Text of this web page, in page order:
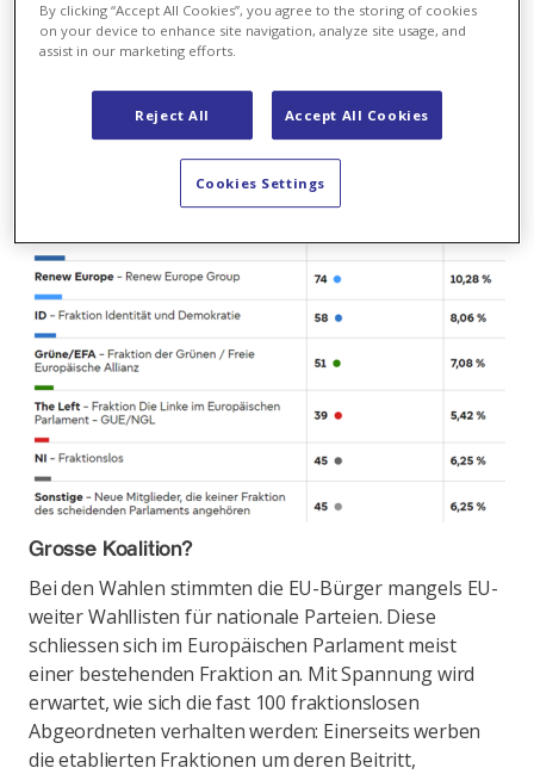
Grosse Koalition?
Bei den Wahlen stimmten die EU-Bürger mangels EU-
weiter Wahllisten für nationale Parteien. Diese
schliessen sich im Europäischen Parlament meist
einer bestehenden Fraktion an. Mit Spannung wird
erwartet, wie sich die fast 100 fraktionslosen
Abgeordneten verhalten werden: Einerseits werben
die etablierten Fraktionen um deren Beitritt,
By clicking “Accept All Cookies”, you agree to the storing of cookies
on your device to enhance site navigation, analyze site usage, and
assist in our marketing efforts.
Reject All Accept All Cookies
Cookies Settings